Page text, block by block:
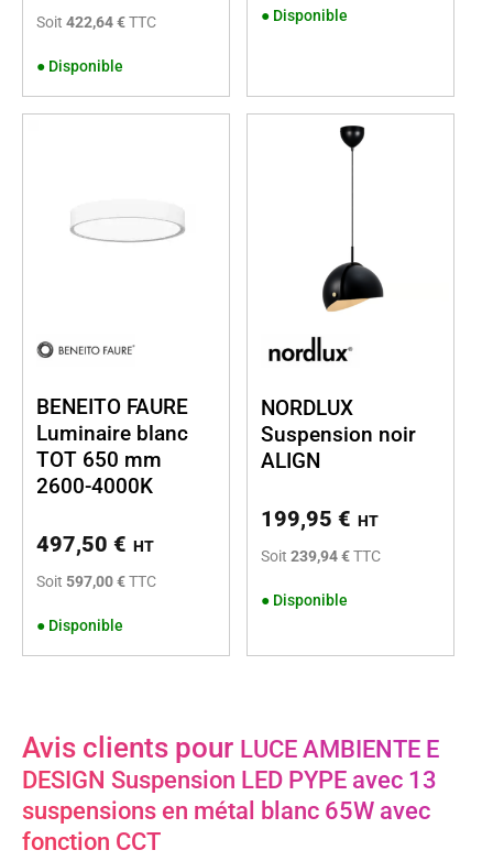
Soit 422,64 €TTC
● Disponible
● Disponible
BENEITO FAURE
Luminaire blanc
TOT 650 mm
2600-4000K
497,50 € HT
Soit 597,00 €TTC
● Disponible
NORDLUX
Suspension noir
ALIGN
199,95 € HT
Soit 239,94 €TTC
● Disponible
Avis clients pour LUCE AMBIENTE E
DESIGN Suspension LED PYPE avec 13
suspensions en métal blanc 65W avec
fonction CCT